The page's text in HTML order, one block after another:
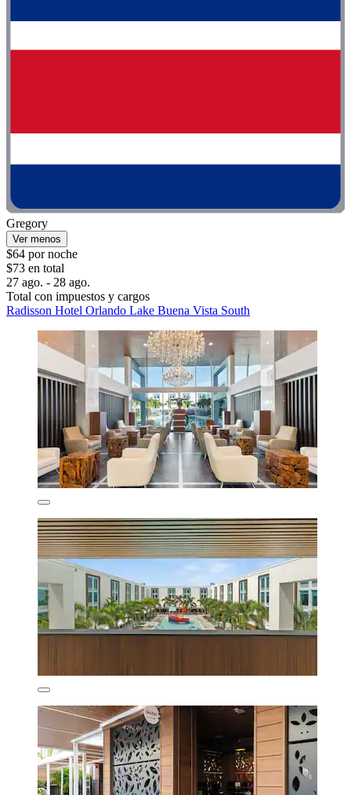
Gregory
Ver menos
$64 por noche
$73 en total
27 ago. - 28 ago.
Total con impuestos y cargos
Radisson Hotel Orlando Lake Buena Vista South